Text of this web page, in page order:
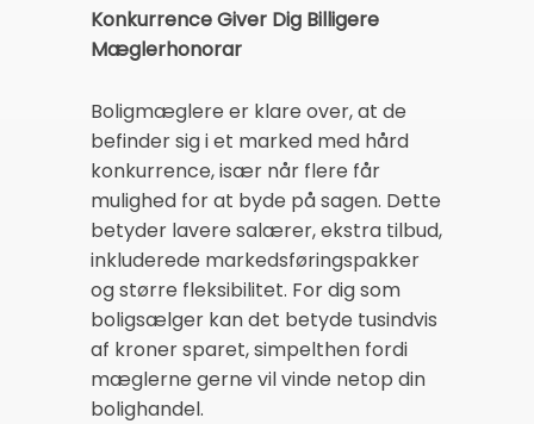
Konkurrence Giver Dig Billigere
Mæglerhonorar
Boligmæglere er klare over, at de
befinder sig i et marked med hård
konkurrence, især når flere får
mulighed for at byde på sagen. Dette
betyder lavere salærer, ekstra tilbud,
inkluderede markedsføringspakker
og større fleksibilitet. For dig som
boligsælger kan det betyde tusindvis
af kroner sparet, simpelthen fordi
mæglerne gerne vil vinde netop din
bolighandel.